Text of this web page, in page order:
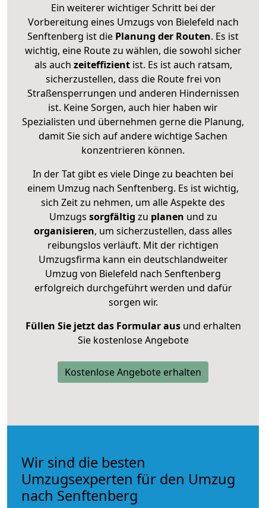
Ein weiterer wichtiger Schritt bei der
Vorbereitung eines Umzugs von Bielefeld nach
Senftenberg ist die Planung der Routen. Es ist
wichtig, eine Route zu wählen, die sowohl sicher
als auch zeiteffizientist. Es ist auch ratsam,
sicherzustellen, dass die Route frei von
Straßensperrungen und anderen Hindernissen
ist. Keine Sorgen, auch hier haben wir
Spezialisten und übernehmen gerne die Planung,
damit Sie sich auf andere wichtige Sachen
konzentrieren können.
In der Tat gibt es viele Dinge zu beachten bei
einem Umzug nach Senftenberg. Es ist wichtig,
sich Zeit zu nehmen, um alle Aspekte des
Umzugs sorgfältig zu planen und zu
organisieren, um sicherzustellen, dass alles
reibungslos verläuft. Mit der richtigen
Umzugsfirma kann ein deutschlandweiter
Umzug von Bielefeld nach Senftenberg
erfolgreich durchgeführt werden und dafür
sorgen wir.
Füllen Sie jetzt das Formular ausund erhalten
Sie kostenlose Angebote
Kostenlose Angebote erhalten
Wir sind die besten
Umzugsexperten für den Umzug
nach Senftenberg